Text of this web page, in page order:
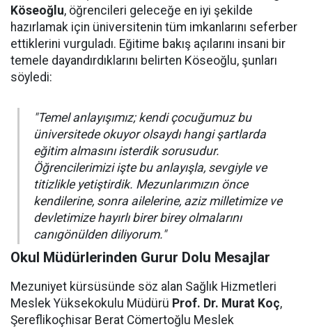
Köseoğlu, öğrencileri geleceğe en iyi şekilde
hazırlamak için üniversitenin tüm imkanlarını seferber
ettiklerini vurguladı. Eğitime bakış açılarını insani bir
temele dayandırdıklarını belirten Köseoğlu, şunları
söyledi:
"Temel anlayışımız; kendi çocuğumuz bu
üniversitede okuyor olsaydı hangi şartlarda
eğitim almasını isterdik sorusudur.
Öğrencilerimizi işte bu anlayışla, sevgiyle ve
titizlikle yetiştirdik. Mezunlarımızın önce
kendilerine, sonra ailelerine, aziz milletimize ve
devletimize hayırlı birer birey olmalarını
canıgönülden diliyorum."
Okul Müdürlerinden Gurur Dolu Mesajlar
Mezuniyet kürsüsünde söz alan Sağlık Hizmetleri
Meslek Yüksekokulu Müdürü Prof. Dr. Murat Koç,
Şereflikoçhisar Berat Cömertoğlu Meslek